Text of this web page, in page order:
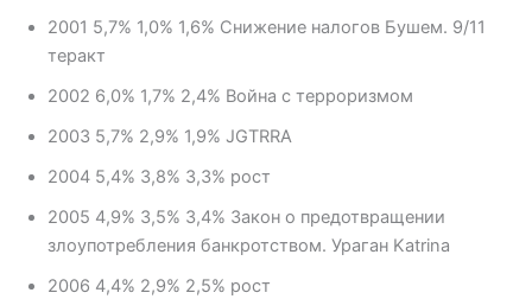
2001 5,7% 1,0% 1,6% Снижение налогов Бушем. 9/11
теракт
2002 6,0% 1,7% 2,4% Война с терроризмом
2003 5,7% 2,9% 1,9% JGTRRA
2004 5,4% 3,8% 3,3% рост
2005 4,9% 3,5% 3,4% Закон о предотвращении
злоупотребления банкротством. Ураган Katrina
2006 4,4% 2,9% 2,5% рост